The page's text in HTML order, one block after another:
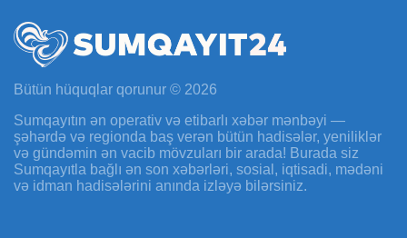
Bütün hüquqlar qorunur © 2026
Sumqayıtın ən operativ və etibarlı xəbər mənbəyi —
şəhərdə və regionda baş verən bütün hadisələr, yeniliklər
və gündəmin ən vacib mövzuları bir arada! Burada siz
Sumqayıtla bağlı ən son xəbərləri, sosial, iqtisadi, mədəni
və idman hadisələrini anında izləyə bilərsiniz.